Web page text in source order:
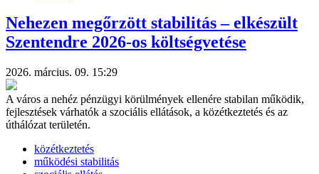
Nehezen megőrzött stabilitás – elkészült
Szentendre 2026-os költségvetése
2026. március. 09. 15:29
A város a nehéz pénzügyi körülmények ellenére stabilan működik,
fejlesztések várhatók a szociális ellátások, a közétkeztetés és az
úthálózat területén.
közétkeztetés
működési stabilitás